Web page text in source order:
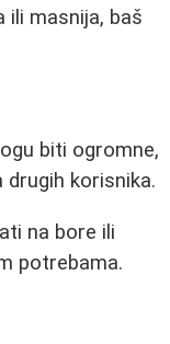
masnija, baš
biti ogromne,
korisnika.
na bore ili
potrebama.